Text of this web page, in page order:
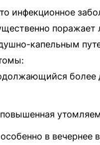
инфекционное
поражает
капельным
более
в вечернее